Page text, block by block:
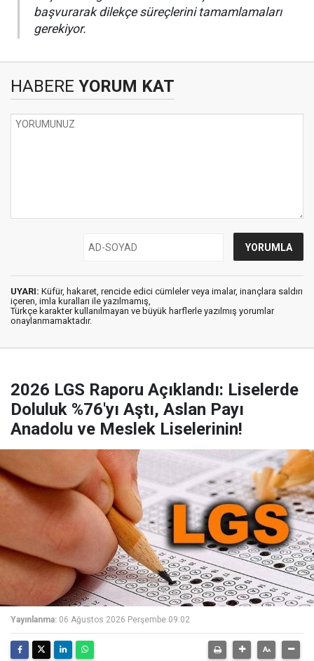
başvurarak dilekçe süreçlerini tamamlamaları
gerekiyor.
HABERE YORUM KAT
UYARI: Küfür, hakaret, rencide edici cümleler veya imalar, inançlara saldırı
içeren, imla kuralları ile yazılmamış,
Türkçe karakter kullanılmayan ve büyük harflerle yazılmış yorumlar
onaylanmamaktadır.
2026 LGS Raporu Açıklandı: Liselerde
Doluluk %76'yı Aştı, Aslan Payı
Anadolu ve Meslek Liselerinin!
Yayınlanma: 06 Ağustos 2026 Perşembe 09:02